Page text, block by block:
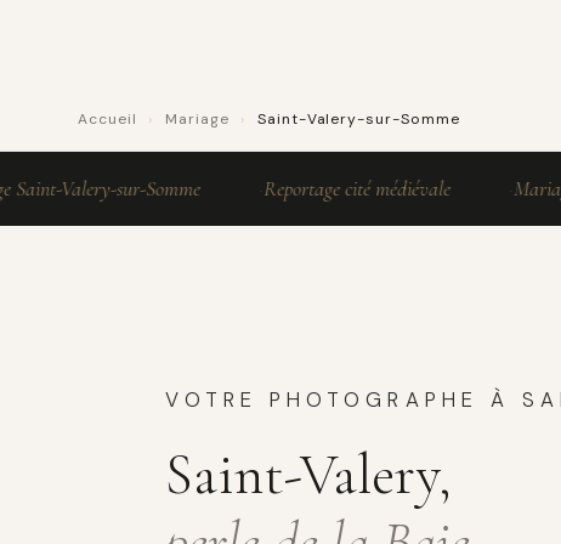
Accueil › Mariage › Saint-Valery-sur-Somme
Valery-sur-Somme Reportage cité médiévale Mariage
VOTRE PHOTOGRAPHE À
Saint-Valery,